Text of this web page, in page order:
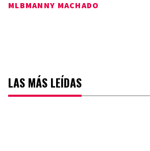
MLBMANNY MACHADO
LAS MÁS LEÍDAS